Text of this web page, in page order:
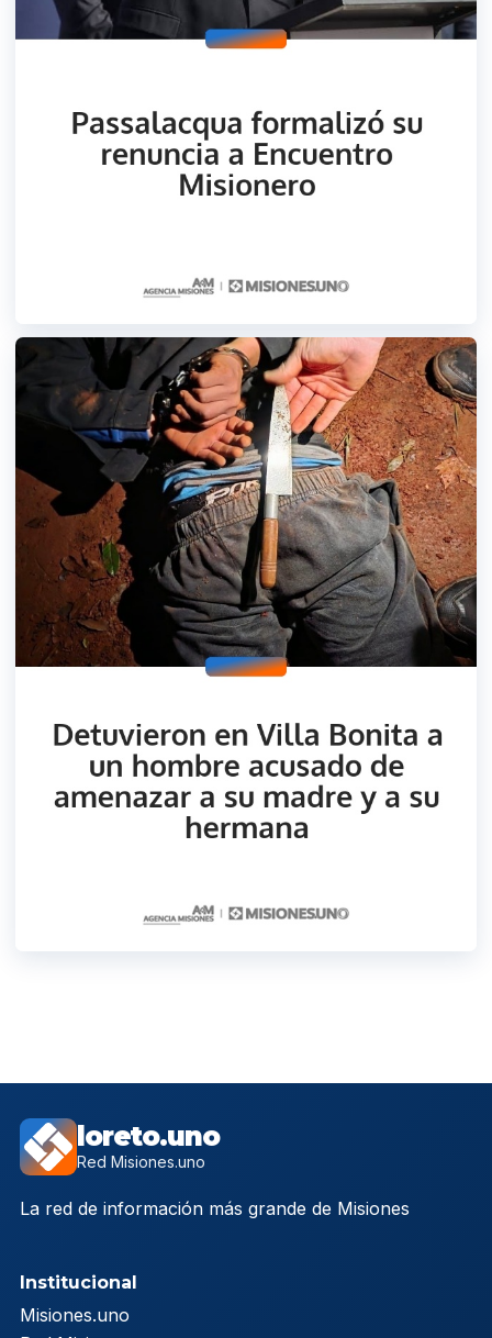
loreto.uno
Red Misiones.uno
La red de información más grande de Misiones
Institucional
Misiones.uno